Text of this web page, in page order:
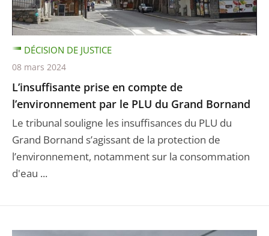
L’insuffisante prise en compte de
l’environnement par le PLU du Grand Bornand
Le tribunal souligne les insuffisances du PLU du
Grand Bornand s’agissant de la protection de
l’environnement, notamment sur la consommation
d'eau ...
DÉCISION DE JUSTICE
08 mars 2024